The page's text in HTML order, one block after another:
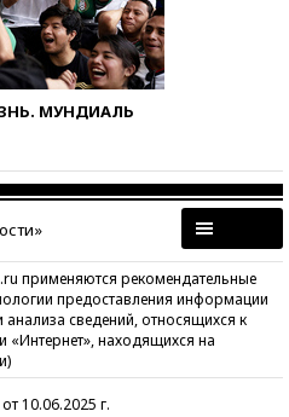
МУНДИАЛЬ
применяются рекомендательные
предоставления информации
сведений, относящихся к
«Интернет», находящихся на
10.06.2025 г.